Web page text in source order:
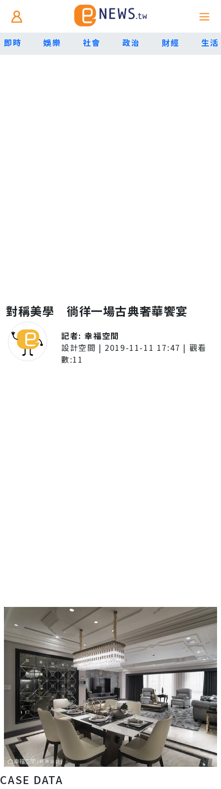
即時 娛樂 社會 政治 財經 生活
對稱美學 徜徉一場古典奢華饗宴
記者:幸福空間
設計空間 | 2019-11-11 17:47 | 觀看
數:11
CASE DATA